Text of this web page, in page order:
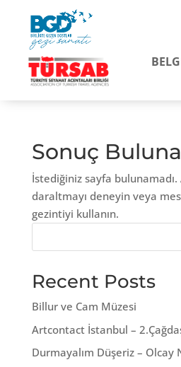
Sonuç
İstediğiniz sayfa bulunamadı.
daraltmayı deneyin veya
gezintiyi kullanın.
Recent Posts
Billur ve Cam Müzesi
Artcontact İstanbul –
Durmayalım Düşeriz – Olcay